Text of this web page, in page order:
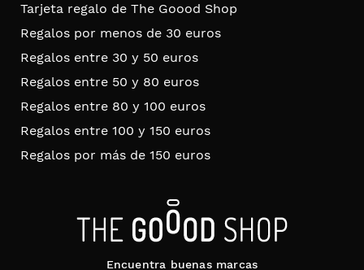
Tarjeta regalo de The Goood Shop
Regalos por menos de 30 euros
Regalos entre 30 y 50 euros
Regalos entre 50 y 80 euros
Regalos entre 80 y 100 euros
Regalos entre 100 y 150 euros
Regalos por más de 150 euros
Encuentra buenas marcas